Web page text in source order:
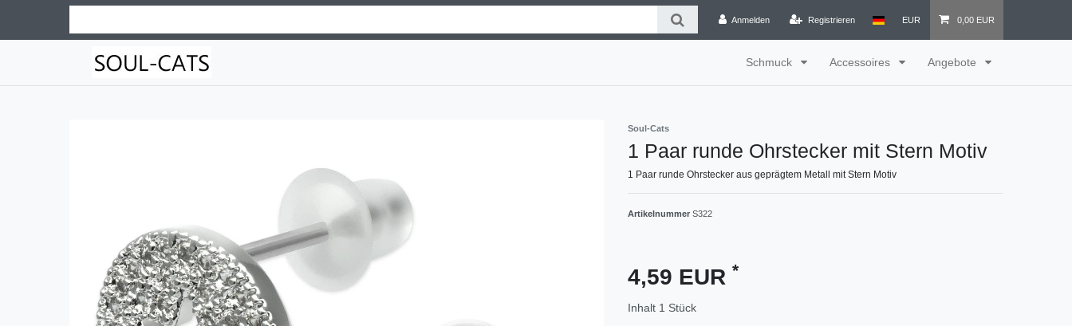
Anmelden Registrieren EUR 0,00 EUR
Schmuck Accessoires Angebote
Soul-Cats
1 Paar runde Ohrstecker mit Stern Motiv
1 Paar runde Ohrstecker aus geprägtem Metall mit Stern Motiv
Artikelnummer S322
4,59 EUR *
Inhalt 1 Stück